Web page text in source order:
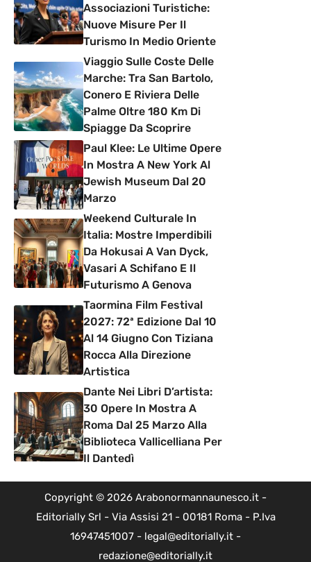
Associazioni Turistiche:
Nuove Misure Per Il
Turismo In Medio Oriente
Viaggio Sulle Coste Delle
Marche: Tra San Bartolo,
Conero E Riviera Delle
Palme Oltre 180 Km Di
Spiagge Da Scoprire
Paul Klee: Le Ultime Opere
In Mostra A New York Al
Jewish Museum Dal 20
Marzo
Weekend Culturale In
Italia: Mostre Imperdibili
Da Hokusai A Van Dyck,
Vasari A Schifano E Il
Futurismo A Genova
Taormina Film Festival
2027: 72ª Edizione Dal 10
Al 14 Giugno Con Tiziana
Rocca Alla Direzione
Artistica
Dante Nei Libri D’artista:
30 Opere In Mostra A
Roma Dal 25 Marzo Alla
Biblioteca Vallicelliana Per
Il Dantedì
Copyright © 2026 Arabonormannaunesco.it -
Editorially Srl - Via Assisi 21 - 00181 Roma - P.Iva
16947451007 - legal@editorially.it -
redazione@editorially.it